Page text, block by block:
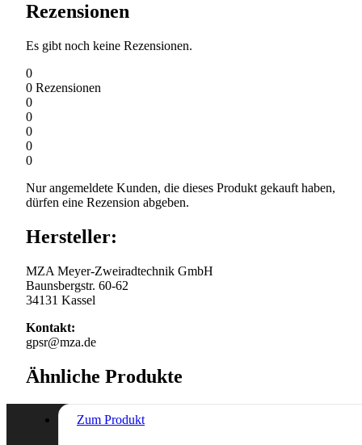
Rezensionen
Es gibt noch keine Rezensionen.
0
0 Rezensionen
0
0
0
0
0
Nur angemeldete Kunden, die dieses Produkt gekauft haben,
dürfen eine Rezension abgeben.
Hersteller:
MZA Meyer-Zweiradtechnik GmbH
Baunsbergstr. 60-62
34131 Kassel
Kontakt:
gpsr@mza.de
Ähnliche Produkte
Zum Produkt